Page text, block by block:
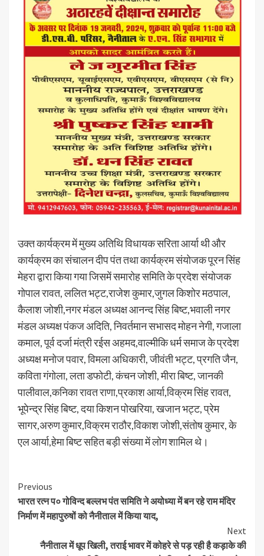
उक्त कार्यक्रम में मुख्य अतिथि विधायक सरिता आर्या थी और
कार्यक्रम का संचालन दीप पंत तथा कार्यक्रम संयोजक पूरन सिंह
मेहरा द्वारा किया गया जिसमें समारोह समिति के प्रदेश संयोजक
गोपाल रावत, ललित भट्ट,राजेश कुमार,जुगल किशोर मठपाल,
कैलाश जोशी,नगर मंडल अध्यक्ष आनन्द सिंह बिष्ट,भवाली नगर
मंडल अध्यक्ष पंकज अदिति, निवर्तमान सभासद मोहन नेगी, गजाला
कमाल, पूर्व दर्जा मंत्री रईस अहमद,वाल्मीकि धर्म समाज के प्रदेश
अध्यक्ष मनोज पवार, विमला अधिकारी, जीवंती भट्ट, प्रगति जैन,
कविता गंगोला, लता डफोटी, कंचन जोशी, मीरा बिष्ट, जानकी
पालीवाल,कनिका रावत राणा,प्रकाश आर्या,विक्रम सिंह रावत,
भूपेन्द्र सिंह बिष्ट, दया किशन पोखरिया, खजान भट्ट, प्रेम
सागर,अरुण कुमार,विक्रम राठौर,विकाश जोशी,संतोष कुमार, के
एल आर्या,हेमा बिष्ट सहित बड़ी संख्या में लोग शामिल थे।
Continue
Reading
Previous
भारत रत्न प० गोविन्द बल्लभ पंत समिति ने अयोध्या में बन रहे राम मंदिर
निर्माण में महापुरुषों को नैनीताल में किया याद,
Next
नैनीताल में धूप खिली, तराई भावर में कोहरे से पड़ रही है कड़ाके की